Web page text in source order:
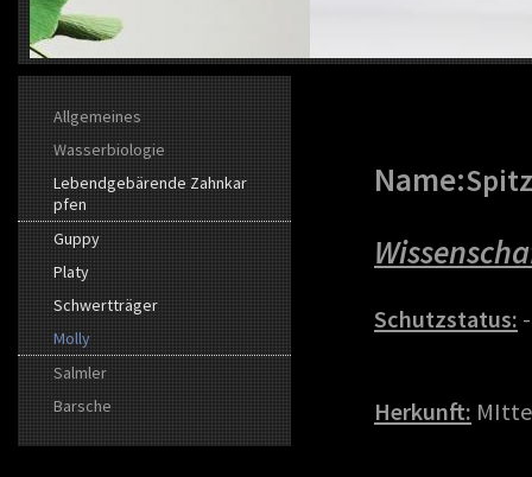
Allgemeines
Wasserbiologie
Lebendgebärende Zahnkar
pfen
Guppy
Platy
Schwertträger
Molly
Salmler
Barsche
Name:
Schutzstatus: -
Herkunft: